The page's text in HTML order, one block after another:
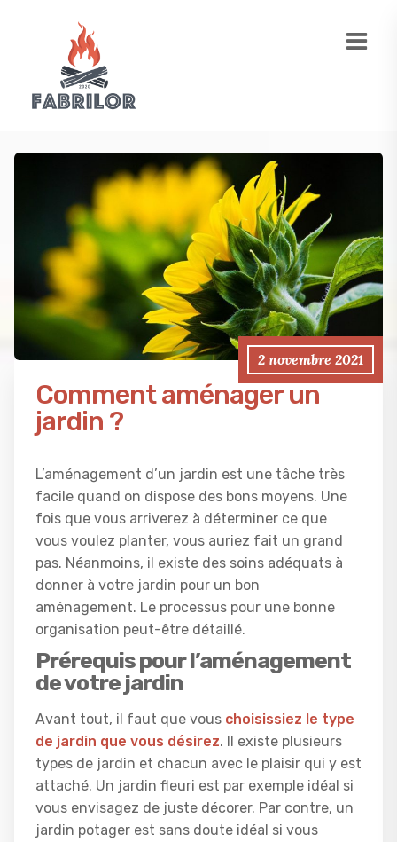
2 novembre 2021
Comment aménager un
jardin ?
L’aménagement d’un jardin est une tâche très
facile quand on dispose des bons moyens. Une
fois que vous arriverez à déterminer ce que
vous voulez planter, vous auriez fait un grand
pas. Néanmoins, il existe des soins adéquats à
donner à votre jardin pour un bon
aménagement. Le processus pour une bonne
organisation peut-être détaillé.
Prérequis pour l’aménagement
de votre jardin
Avant tout, il faut que vous choisissiez le type
de jardin que vous désirez. Il existe plusieurs
types de jardin et chacun avec le plaisir qui y est
attaché. Un jardin fleuri est par exemple idéal si
vous envisagez de juste décorer. Par contre, un
jardin potager est sans doute idéal si vous